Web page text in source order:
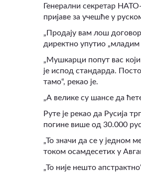
Генерални секретар
пријаве за учешће у
„Продају вам лош
директно упутио
„Мушкарци попут вас
је испод стандарда.
тамо“, рекао је.
„А велике су шансе да
Руте је рекао да Русија
погине више од 30.000
„То значи да се у једном
током осамдесетих у
„То није нешто